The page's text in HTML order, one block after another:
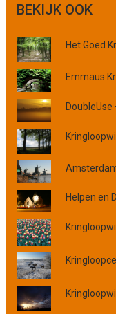
k
p
p
l
a
a
t
s
,
p
r
o
v
i
n
c
i
o
BEKIJK OOK
Het Goed
Emmaus
Helpen en